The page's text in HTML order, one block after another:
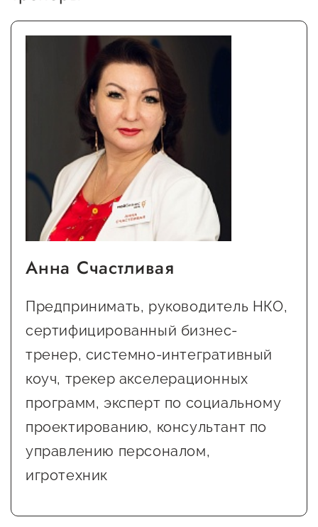
Анна Счастливая
Предпринимать, руководитель НКО,
сертифицированный бизнес-
тренер, системно-интегративный
коуч, трекер акселерационных
программ, эксперт по социальному
проектированию, консультант по
управлению персоналом,
игротехник